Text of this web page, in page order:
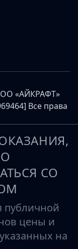
«АЙКРАФТ»
Все права
СО
публичной
цены и
на